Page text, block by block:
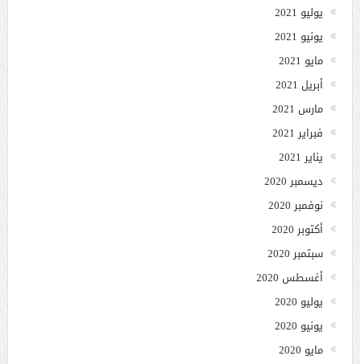
يوليو 2021
يونيو 2021
مايو 2021
أبريل 2021
مارس 2021
فبراير 2021
يناير 2021
ديسمبر 2020
نوفمبر 2020
أكتوبر 2020
سبتمبر 2020
أغسطس 2020
يوليو 2020
يونيو 2020
مايو 2020